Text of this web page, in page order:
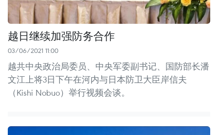
越日继续加强防务合作
03/06/2021 11:00
越共中央政治局委员、中央军委副书记、国防部长潘
文江上将3日下午在河内与日本防卫大臣岸信夫
（Kishi Nobuo）举行视频会谈。